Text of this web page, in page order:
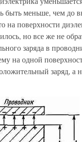
быть меньше, чем до
на поверхности
но все же не
заряда в
на одной
заряд, а